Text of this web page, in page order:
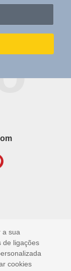
a sua
de ligações
cookies